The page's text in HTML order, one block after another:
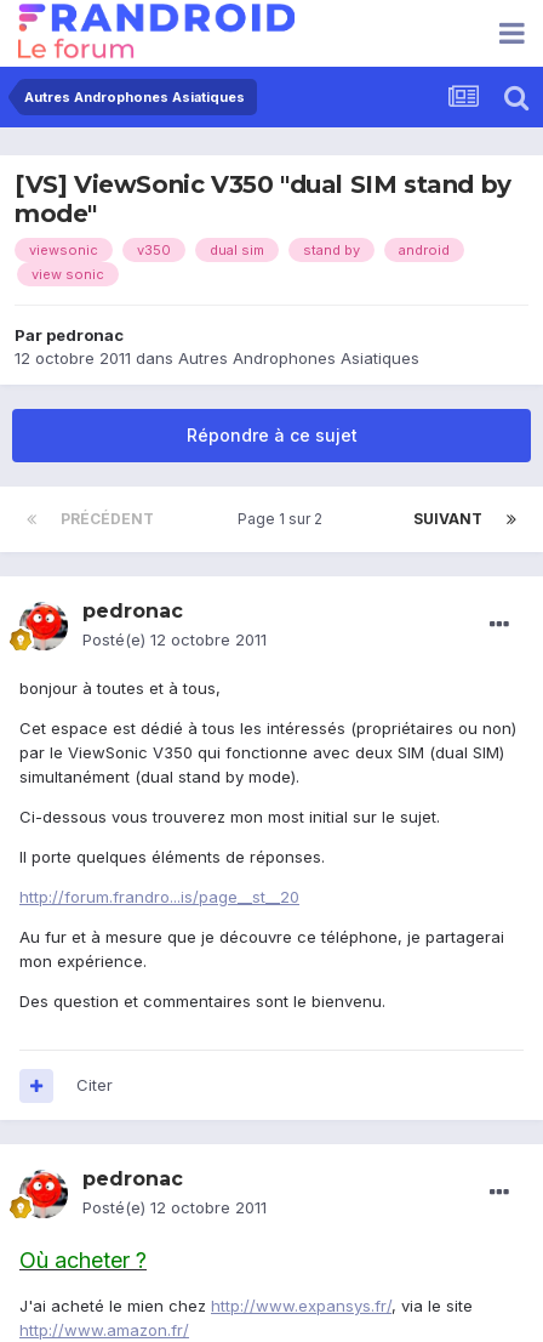
Autres Androphones Asiatiques
[VS] ViewSonic V350 "dual SIM stand by
mode"
viewsonic v350 dual sim stand by
android
view sonic
Par pedronac
12 octobre 2011 dans Autres Androphones Asiatiques
Répondre à ce sujet
PRÉCÉDENT SUIVANT
Page 1 sur 2
pedronac
Posté(e) 12 octobre 2011
bonjour à toutes et à tous,
Cet espace est dédié à tous les intéressés (propriétaires ou non)
par le ViewSonic V350 qui fonctionne avec deux SIM (dual SIM)
simultanément (dual stand by mode).
Ci-dessous vous trouverez mon most initial sur le sujet.
Il porte quelques éléments de réponses.
http://forum.frandro...is/page__st__20
Au fur et à mesure que je découvre ce téléphone, je partagerai
mon expérience.
Des question et commentaires sont le bienvenu.
Citer
pedronac
Posté(e) 12 octobre 2011
Où acheter ?
J'ai acheté le mien chez http://www.expansys.fr/, via le site
http://www.amazon.fr/